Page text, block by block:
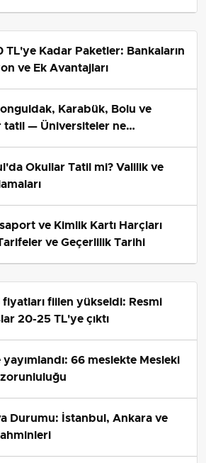
Kadar Paketler: Bankaların
ve Ek Avantajları
Karabük, Bolu ve
tatil — Üniversiteler ne
Okullar Tatil mi? Valilik ve
ve Kimlik Kartı Harçları
ve Geçerlilik Tarihi
fiilen yükseldi: Resmi
20-25 TL'ye çıktı
66 meslekte Mesleki
Durumu: İstanbul, Ankara ve